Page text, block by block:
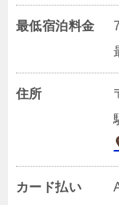
最低宿泊料金
住所
カード払い